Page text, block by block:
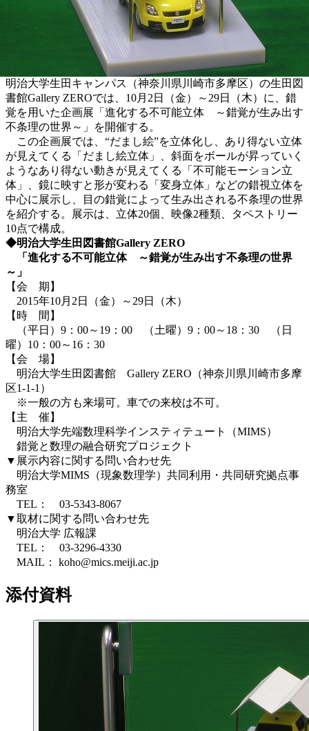
明治大学生田キャンパス（神奈川県川崎市多摩区）の生田図
書館Gallery ZEROでは、10月2日（金）～29日（木）に、錯
覚を用いた企画展「進化する不可能立体 ～錯覚が生み出す
不条理の世界～」を開催する。
この企画展では、“だまし絵”を立体化し、あり得ない立体
が見えてくる「だまし絵立体」、斜面をボールが昇っていく
ようなあり得ない動きが見えてくる「不可能モーション立
体」、鏡に映すと形が変わる「変身立体」などの錯視立体を
中心に展示し、目の錯覚によって生み出される不条理の世界
を紹介する。展示は、立体20個、映像2種類、タペストリー
10点で構成。
◆明治大学生田図書館Gallery ZERO
「進化する不可能立体 ～錯覚が生み出す不条理の世界
～」
【会 期】
2015年10月2日（金）～29日（木）
【時 間】
（平日）9：00～19：00 （土曜）9：00～18：30 （日
曜）10：00～16：30
【会 場】
明治大学生田図書館 Gallery ZERO（神奈川県川崎市多摩
区1-1-1）
※一般の方も来場可。車での来校は不可。
【主 催】
明治大学先端数理科学インスティテュート（MIMS）
錯覚と数理の融合研究プロジェクト
▼展示内容に関する問い合わせ先
明治大学MIMS（現象数理学）共同利用・共同研究拠点事
務室
TEL： 03-5343-8067
▼取材に関する問い合わせ先
明治大学 広報課
TEL： 03-3296-4330
MAIL： koho@mics.meiji.ac.jp
添付資料